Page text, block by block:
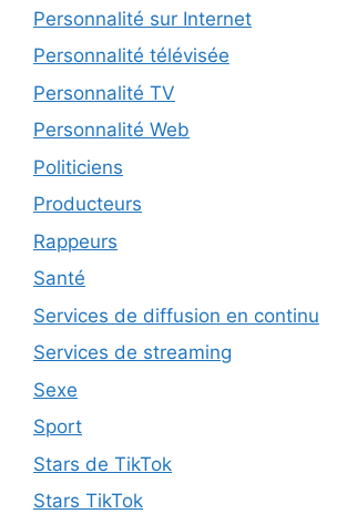
Personnalité sur Internet
Personnalité télévisée
Personnalité TV
Personnalité Web
Politiciens
Producteurs
Rappeurs
Santé
Services de diffusion en continu
Services de streaming
Sexe
Sport
Stars de TikTok
Stars TikTok